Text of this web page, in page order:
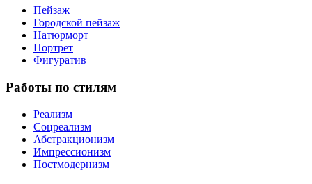
Пейзаж
Городской пейзаж
Натюрморт
Портрет
Фигуратив
Работы по стилям
Реализм
Соцреализм
Абстракционизм
Импрессионизм
Постмодернизм